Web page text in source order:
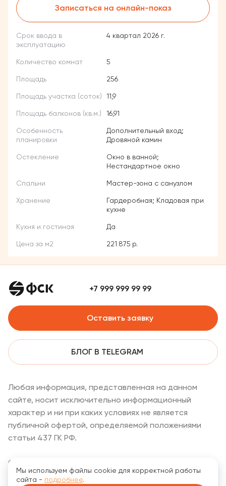
Записаться на онлайн-показ
Срок ввода в
эксплуатацию
4 квартал 2026 г.
Количество комнат 5
Площадь 256
Площадь участка (соток) 11,9
Площадь балконов (кв.м.) 16,91
Особенность
планировки
Дополнительный вход;
Дровяной камин
Остекление
Окно в ванной;
Нестандартное окно
Спальни Мастер-зона с санузлом
Хранение
Гардеробная; Кладовая при
кухне
Кухня и гостиная Да
Цена за м2 221 875 р.
+7 999 999 99 99
Оставить заявку
БЛОГ В TELEGRAM
Любая информация, представленная на данном
сайте, носит исключительно информационный
характер и ни при каких условиях не является
публичной офертой, определяемой положениями
статьи 437 ГК РФ.
Copyright © 2026
Мы используем файлы cookie для корректной работы
сайта - подробнее.